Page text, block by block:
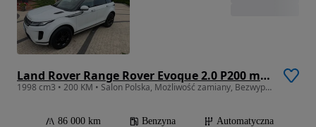
Land Rover Range Rover Evoque 2.0 P200 mHEV
1998 cm3 • 200 KM • Salon Polska, Możliwość zamiany, Bezwypadkowy, Benzyna, Automat
86 000 km Benzyna
Automatyczna